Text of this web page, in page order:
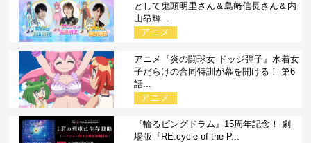
として鬼頭明里さん＆島﨑信長さん＆内
山昂輝...
アニメ
アニメ『炎の闘球女 ドッジ弾子』水着女
子だらけの合同特訓が幕を開ける！ 第6
話...
アニメ
『輪るピングドラム』15周年記念！ 劇
場版『RE:cycle of the P...